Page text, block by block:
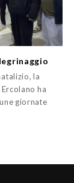
la
ha
giornate